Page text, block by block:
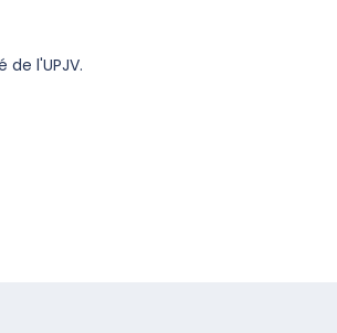
l'UPJV.